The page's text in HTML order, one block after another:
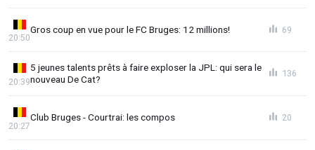
Gros coup en vue pour le FC Bruges: 12 millions!
20:50
69
5 jeunes talents prêts à faire exploser la JPL: qui sera le
nouveau De Cat?
20:39
136
Club Bruges - Courtrai: les compos
20:27
20